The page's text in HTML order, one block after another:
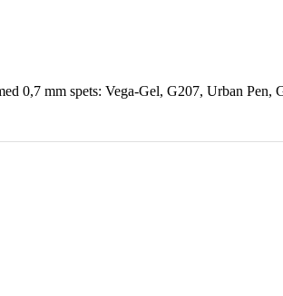
0,7 mm spets: Vega-Gel, G207, Urban